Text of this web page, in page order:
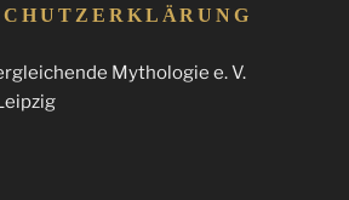
Mythologie e. V.